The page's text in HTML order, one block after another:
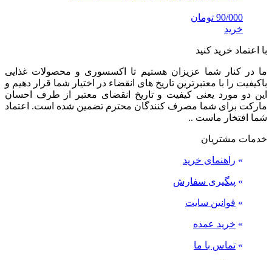
90/000 تومان
خرید
با اعتماد خرید کنید
ما در کنار شما عزیزان هستیم تا اکسسوری و محصولات غذایی
باکیفیت را با معتبرترین تاریخ های انقضاء در اختیار شما قرار دهیم و
این دو مورد یعنی کیفیت و تاریخ انقضای معتبر از طرف احسان
مارکت برای شما مصرف کنندگان محترم تضمین شده است. اعتماد
شما افتخار ماست ..
خدمات مشتریان
» راهنمای خرید
» پیگیری سفارش
» قوانین سایت
» خرید عمده
» تماس با ما